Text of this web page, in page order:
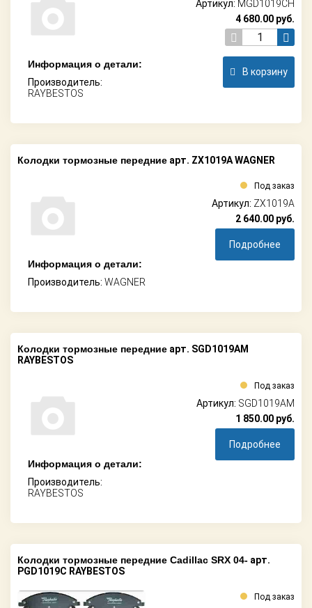
Колодки тормозные передние арт. ZX1019A WAGNER
Информация о детали:
Производитель: WAGNER
Под заказ
Артикул: ZX1019A
2 640.00 руб.
Подробнее
Колодки тормозные передние арт. SGD1019AM
RAYBESTOS
Информация о детали:
Производитель:
RAYBESTOS
Под заказ
Артикул: SGD1019AM
1 850.00 руб.
Подробнее
Колодки тормозные передние Cadillac SRX 04- арт.
PGD1019C RAYBESTOS
Под заказ
Информация о детали:
Производитель:
RAYBESTOS
Артикул: MGD1019CH
4 680.00 руб.
В корзину